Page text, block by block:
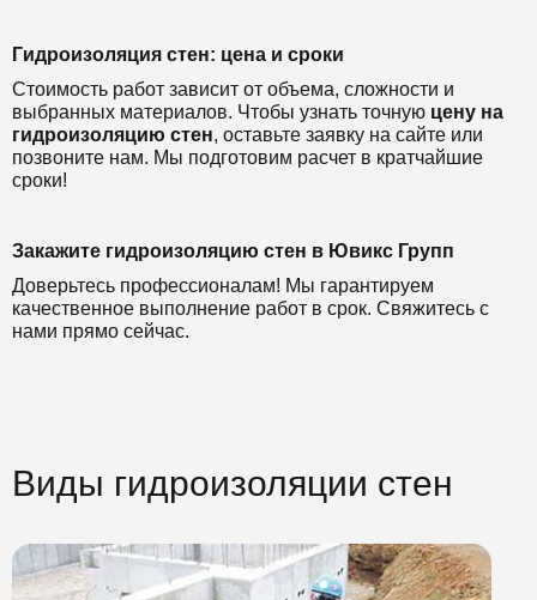
Гидроизоляция стен: цена и сроки
Стоимость работ зависит от объема, сложности и
выбранных материалов. Чтобы узнать точную цену на
гидроизоляцию стен, оставьте заявку на сайте или
позвоните нам. Мы подготовим расчет в кратчайшие
сроки!
Закажите гидроизоляцию стен в Ювикс Групп
Доверьтесь профессионалам! Мы гарантируем
качественное выполнение работ в срок. Свяжитесь с
нами прямо сейчас.
Виды гидроизоляции стен